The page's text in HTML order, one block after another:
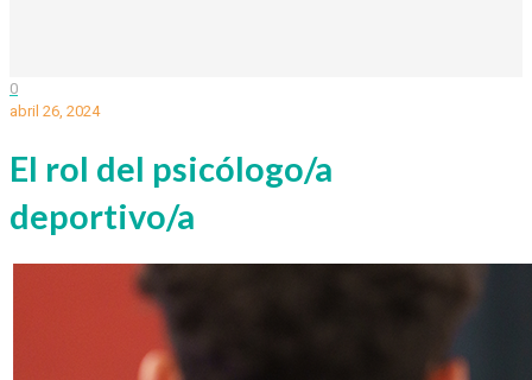
0
abril 26, 2024
El rol del psicólogo/a
deportivo/a